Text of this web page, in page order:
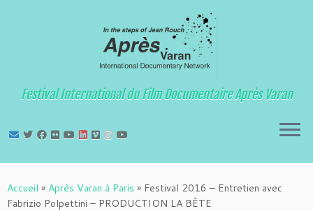
au
contenu
Festival International du Film Documentaire Après Varan
Accueil » Après Varan à Paris » Festival 2016 – Entretien avec
Fabrizio Polpettini – PRODUCTION LA BÊTE